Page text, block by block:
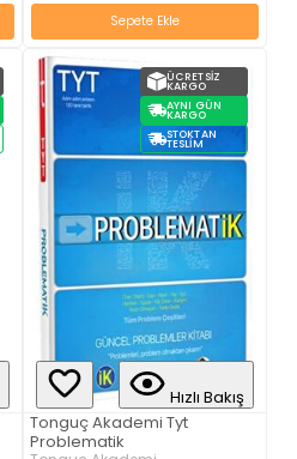
Sepete Ekle
ÜCRETSIZ
KARGO
AYNI GÜN
KARGO
STOKTAN
TESLIM
Hızlı Bakış
Tonguç Akademi Tyt
Problematik